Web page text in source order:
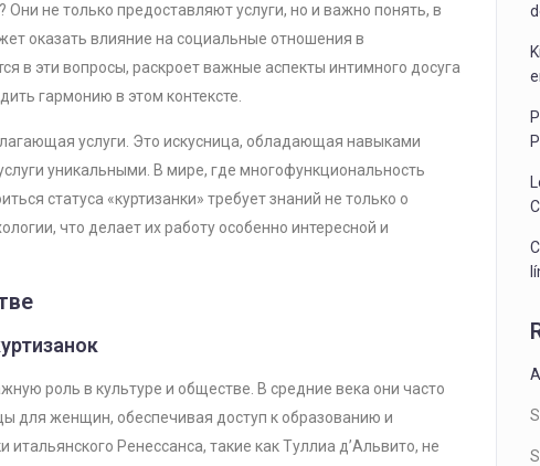
не только предоставляют услуги, но и важно понять, в
оказать влияние на социальные отношения в
в эти вопросы, раскроет важные аспекты интимного досуга
гармонию в этом контексте.
услуги. Это искусница, обладающая навыками
уникальными. В мире, где многофункциональность
статуса «куртизанки» требует знаний не только о
что делает их работу особенно интересной и
роль в культуре и обществе. В средние века они часто
для женщин, обеспечивая доступ к образованию и
Ренессанса, такие как Туллиа д’Альвито, не